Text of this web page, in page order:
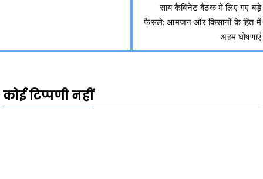
साय कैबिनेट बैठक में लिए गए बड़े
फैसले: आमजन और किसानों के हित में
अहम घोषणाएं
कोई टिप्पणी नहीं